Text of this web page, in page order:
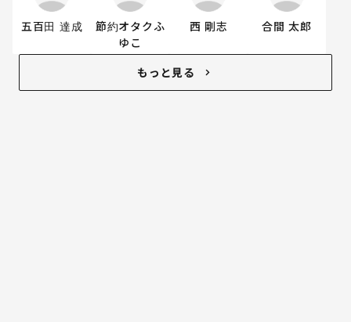
五百田 達成
節約オタクふ
ゆこ
西 剛志 合間 太郎
もっと見る